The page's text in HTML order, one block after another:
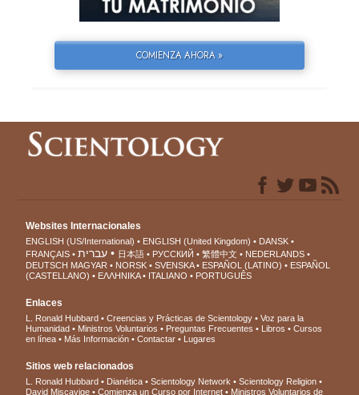
COMIENZA AHORA »
Websites Internacionales
ENGLISH (US/International) ENGLISH (United Kingdom)
DANSK
FRANÇAIS
עברית 日本語 РУССКИЙ 繁體中文
NEDERLANDS
DEUTSCH MAGYAR NORSK SVENSKA ESPAÑOL (LATINO)
ESPAÑOL
(CASTELLANO)
ΕΛΛΗΝΙΚA ITALIANO PORTUGUÊS
Enlaces
L. Ronald Hubbard Creencias y Prácticas de Scientology
Voz para la
Humanidad
Ministros Voluntarios Preguntas Frecuentes Libros
Cursos
en línea
Más Información Contactar Lugares
Sitios web relacionados
L. Ronald Hubbard Dianética Scientology Network
Scientology Religion
David Miscavige
Comienza un Curso por Internet Ministros Voluntarios de